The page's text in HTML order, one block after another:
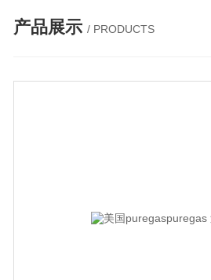
产品展示 / PRODUCTS